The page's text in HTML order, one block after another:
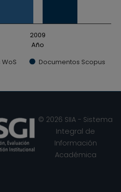
Año
Documentos Scopus
2009
© 2026 SIIA - Sistema
Integral de
Información
Académica